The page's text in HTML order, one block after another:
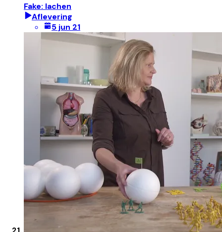
Fake: lachen
Aflevering
5 jun 21